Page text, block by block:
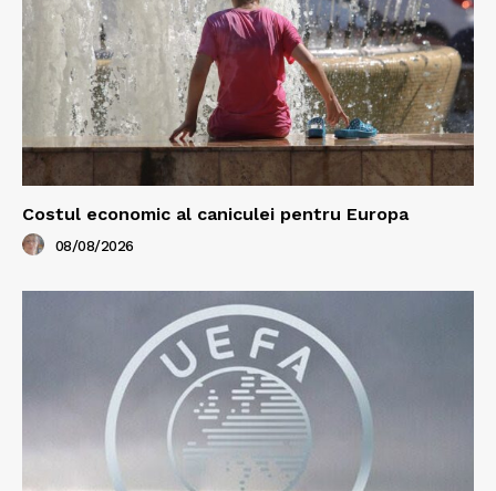
Costul economic al caniculei pentru Europa
08/08/2026